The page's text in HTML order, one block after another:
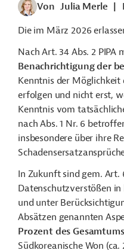
Von Julia Merle
Die im März 2026
Nach Art. 34 Abs. 2 PIPA
Benachrichtigung der
Kenntnis der
erfolgen und nicht erst,
Kenntnis vom
nach Abs. 1 Nr. 6
insbesondere über ihre
In Zukunft sind gem. Art.
Datenschutzverstößen
und unter
Absätzen genannten
Prozent des
Südkoreanische Won